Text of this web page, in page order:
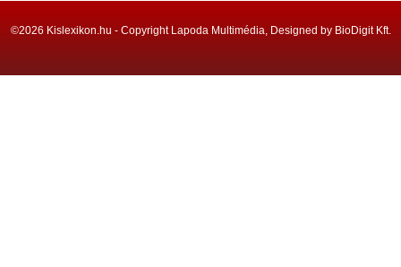
©2026 Kislexikon.hu - Copyright Lapoda Multimédia, Designed by BioDigit Kft.